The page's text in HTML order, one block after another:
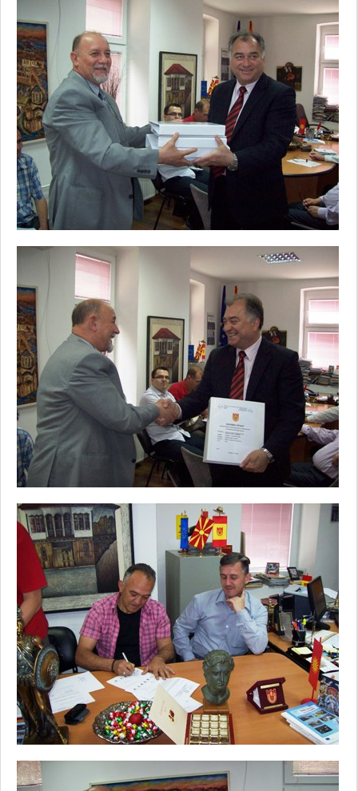
some
functionality
disappear
from the
website.
Marketing
By sharing
your
interests and
behavior as
you visit our
site, you
seeing
personalized
content and
offers.